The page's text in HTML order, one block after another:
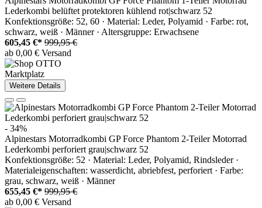
Lederkombi belüftet protektoren kühlend rot|schwarz 52
Konfektionsgröße: 52, 60 · Material: Leder, Polyamid · Farbe: rot,
schwarz, weiß · Männer · Altersgruppe: Erwachsene
605,45 €* 999,95 €
ab 0,00 € Versand
Marktplatz
Weitere Details
- 34%
Alpinestars Motorradkombi GP Force Phantom 2-Teiler Motorrad
Lederkombi perforiert grau|schwarz 52
Konfektionsgröße: 52 · Material: Leder, Polyamid, Rindsleder ·
Materialeigenschaften: wasserdicht, abriebfest, perforiert · Farbe:
grau, schwarz, weiß · Männer
655,45 €* 999,95 €
ab 0,00 € Versand